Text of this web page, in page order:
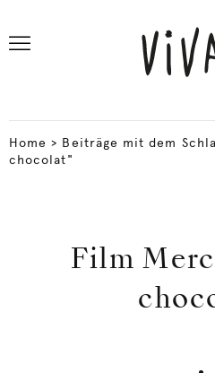
Home > Beiträge mit dem
chocolat"
Film